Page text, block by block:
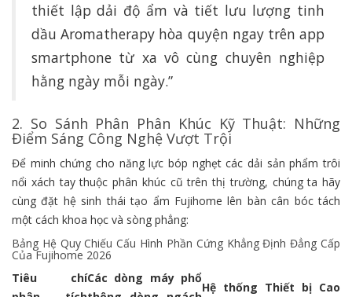
thiết lập dải độ ẩm và tiết lưu lượng tinh
dầu Aromatherapy hòa quyện ngay trên app
smartphone từ xa vô cùng chuyên nghiệp
hằng ngày mỗi ngày.”
2. So Sánh Phân Phân Khúc Kỹ Thuật: Những
Điểm Sáng Công Nghệ Vượt Trội
Để minh chứng cho năng lực bóp nghẹt các dải sản phẩm trôi
nổi xách tay thuộc phân khúc cũ trên thị trường, chúng ta hãy
cùng đặt hệ sinh thái tạo ẩm Fujihome lên bàn cân bóc tách
một cách khoa học và sòng phẳng:
Bảng Hệ Quy Chiếu Cấu Hình Phần Cứng Khẳng Định Đẳng Cấp
Của Fujihome 2026
Tiêu chíCác dòng máy phổ
Hệ thống Thiết bị Cao